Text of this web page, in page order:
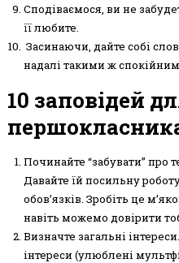
Сподіваємося, ви не
її любите.
Засинаючи, дайте собі
надалі такими ж
10 заповідей
Починайте “забувати” про
Давайте їй посильну
обов’язків. Зробіть це
навіть можемо довірити
Визначте загальні
інтереси (улюблені